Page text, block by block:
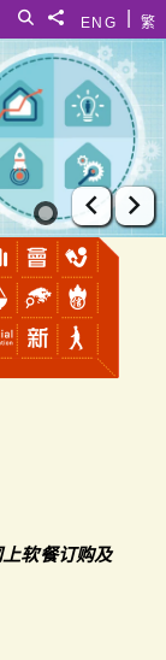
繁
ENG
分享給
搜寻
上一张
下
软餐订购及